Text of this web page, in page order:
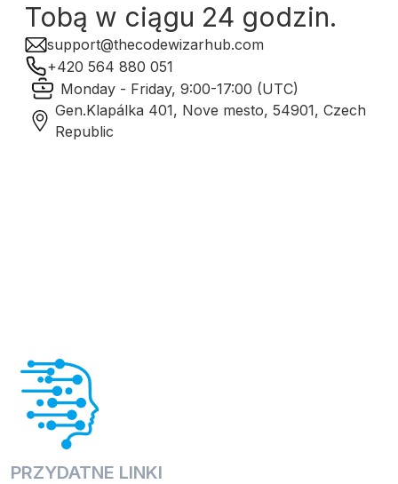
Tobą w ciągu 24 godzin.
support@thecodewizarhub.com
+420 564 880 051
Monday - Friday, 9:00-17:00 (UTC)
Gen.Klapálka 401, Nove mesto, 54901, Czech
Republic
PRZYDATNE LINKI